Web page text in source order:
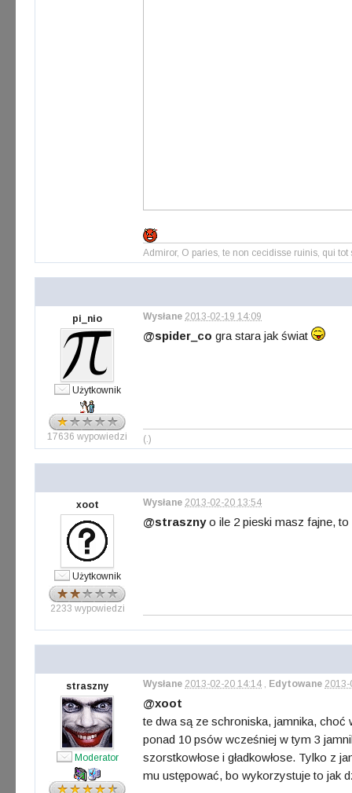
Admiror, O paries, te non cecidisse ruinis, qui
pi_nio
Użytkownik
17636 wypowiedzi
Wysłane 2013-02-19 14:09
@spider_co gra stara jak świat
(.)
xoot
Użytkownik
2233 wypowiedzi
Wysłane 2013-02-20 13:54
@strasznyo ile 2 pieski masz fajne,
straszny
Moderator
Wysłane 2013-02-20 14:14 , Edytowane
@xoot
te dwa są ze schroniska, jamnika, choć
ponad 10 psów wcześniej w tym 3
szorstkowłose i gładkowłose. Tylko z
mu ustępować, bo wykorzystuje to jak